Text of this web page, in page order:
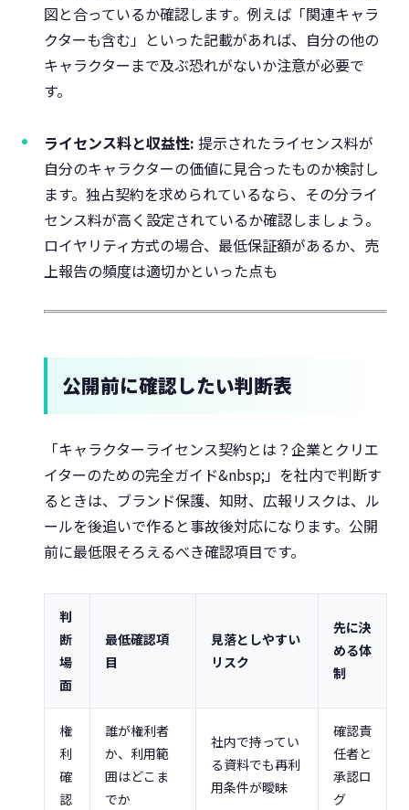
図と合っているか確認します​。例えば「関連キャラ
クターも含む」といった記載があれば、自分の他の
キャラクターまで及ぶ恐れがないか注意が必要で
す。
ライセンス料と収益性: 提示されたライセンス料が
自分のキャラクターの価値に見合ったものか検討し
ます。独占契約を求められているなら、その分ライ
センス料が高く設定されているか確認しましょう​。
ロイヤリティ方式の場合、最低保証額があるか、売
上報告の頻度は適切かといった点も
公開前に確認したい判断表
「キャラクターライセンス契約とは？企業とクリエ
イターのための完全ガイド&nbsp;」を社内で判断す
るときは、ブランド保護、知財、広報リスクは、ル
ールを後追いで作ると事故後対応になります。公開
前に最低限そろえるべき確認項目です。
判
断
場
面
最低確認項
目
見落としやすい
リスク
先に決
める体
制
権
利
確
認
誰が権利者
か、利用範
囲はどこま
でか
社内で持ってい
る資料でも再利
用条件が曖昧
確認責
任者と
承認ロ
グ